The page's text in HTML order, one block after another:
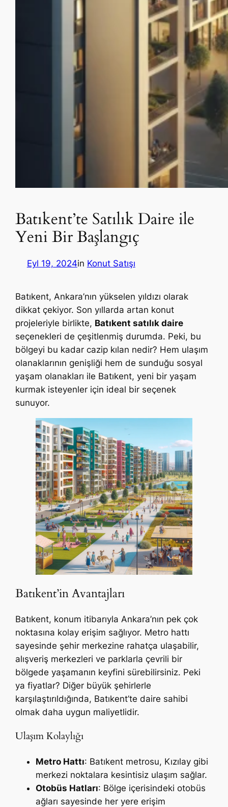
Batıkent’te Satılık Daire ile
Yeni Bir Başlangıç
Eyl 19, 2024in Konut Satışı
Batıkent, Ankara’nın yükselen yıldızı olarak
dikkat çekiyor. Son yıllarda artan konut
projeleriyle birlikte, Batıkent satılık daire
seçenekleri de çeşitlenmiş durumda. Peki, bu
bölgeyi bu kadar cazip kılan nedir? Hem ulaşım
olanaklarının genişliği hem de sunduğu sosyal
yaşam olanakları ile Batıkent, yeni bir yaşam
kurmak isteyenler için ideal bir seçenek
sunuyor.
Batıkent’in Avantajları
Batıkent, konum itibarıyla Ankara’nın pek çok
noktasına kolay erişim sağlıyor. Metro hattı
sayesinde şehir merkezine rahatça ulaşabilir,
alışveriş merkezleri ve parklarla çevrili bir
bölgede yaşamanın keyfini sürebilirsiniz. Peki
ya fiyatlar? Diğer büyük şehirlerle
karşılaştırıldığında, Batıkent’te daire sahibi
olmak daha uygun maliyetlidir.
Ulaşım Kolaylığı
Metro Hattı: Batıkent metrosu, Kızılay gibi
merkezi noktalara kesintisiz ulaşım sağlar.
Otobüs Hatları: Bölge içerisindeki otobüs
ağları sayesinde her yere erişim